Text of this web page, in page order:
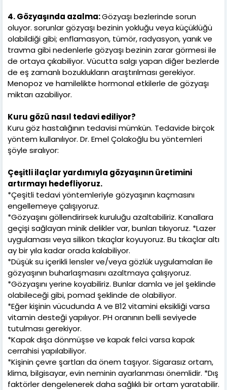
4. Gözyaşında azalma:Gözyaşı bezlerinde sorun
oluyor. sorunlar gözyaşı bezinin yokluğu veya küçüklüğü
olabildiği gibi; enflamasyon, tümör, radyasyon, yanık ve
travma gibi nedenlerle gözyaşı bezinin zarar görmesi ile
de ortaya çıkabiliyor. Vücutta salgı yapan diğer bezlerde
de eş zamanlı bozuklukların araştırılması gerekiyor.
Menopoz ve hamilelikte hormonal etkilerle de gözyaşı
miktarı azabiliyor.
Kuru gözü nasıl tedavi ediliyor?
Kuru göz hastalığının tedavisi mümkün. Tedavide birçok
yöntem kullanılıyor. Dr. Emel Çolakoğlu bu yöntemleri
şöyle sıralıyor:
Çeşitli ilaçlar yardımıyla gözyaşının üretimini
artırmayı hedefliyoruz.
*Çeşitli tedavi yöntemleriyle gözyaşının kaçmasını
engellemeye çalışıyoruz.
*Gözyaşını göllendirirsek kuruluğu azaltabiliriz. Kanallara
geçişi sağlayan minik delikler var, bunları tıkıyoruz. *Lazer
uygulaması veya silikon tıkaçlar koyuyoruz. Bu tıkaçlar altı
ay bir yıla kadar orada kalabiliyor.
*Düşük su içerikli lensler ve/veya gözlük uygulamaları ile
gözyaşının buharlaşmasını azaltmaya çalışıyoruz.
*Gözyaşını yerine koyabiliriz. Bunlar damla ve jel şeklinde
olabileceği gibi, pomad şeklinde de olabiliyor.
*Eğer kişinin vücudunda A ve B12 vitamini eksikliği varsa
vitamin desteği yapılıyor. PH oranının belli seviyede
tutulması gerekiyor.
*Kapak dışa dönmüşse ve kapak felci varsa kapak
cerrahisi yapılabiliyor.
*Kişinin çevre şartları da önem taşıyor. Sigarasız ortam,
klima, bilgisayar, evin neminin ayarlanması önemlidir. *Dış
faktörler dengelenerek daha sağlıklı bir ortam yaratabilir.